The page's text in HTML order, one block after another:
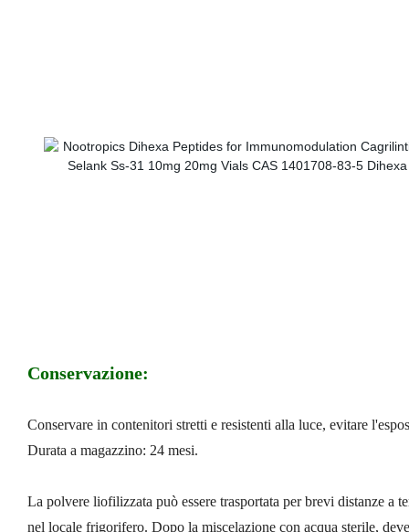
Conservazione:
Conservare in contenitori stretti e resistenti alla luce, evitare
Durata a magazzino: 24 mesi.
La polvere liofilizzata può essere trasportata per brevi distanze a
nel locale frigorifero. Dopo la miscelazione con acqua sterile,